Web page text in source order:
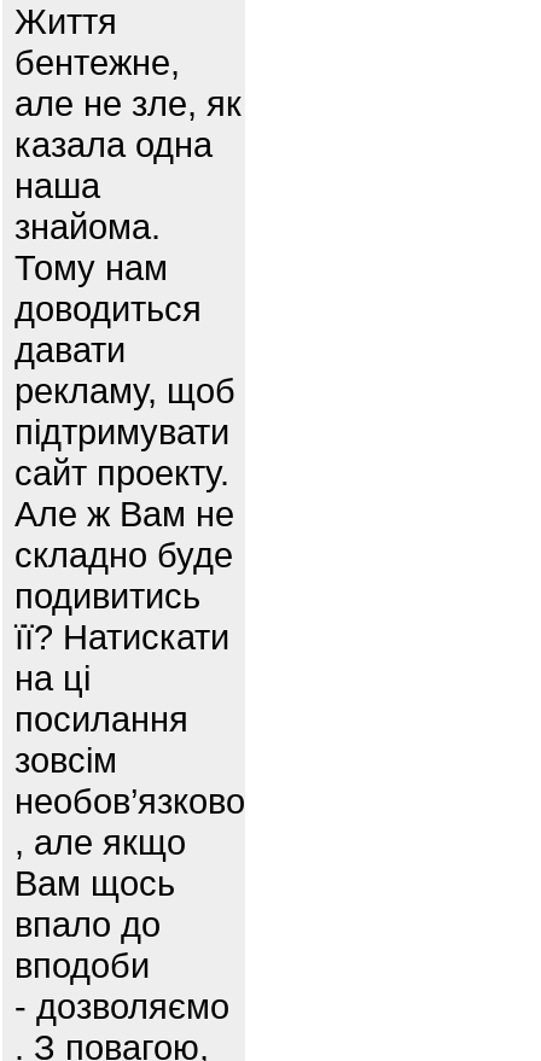
Життя
бентежне,
але не зле, як
казала одна
наша
знайома.
Тому нам
доводиться
давати
рекламу, щоб
підтримувати
сайт проекту.
Але ж Вам не
складно буде
подивитись
її? Натискати
на ці
посилання
зовсім
необов’язково
, але якщо
Вам щось
впало до
вподоби
- дозволяємо
. З повагою,